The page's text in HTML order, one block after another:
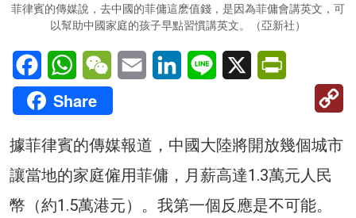
菲律賓的傳媒說，去中國的菲傭這麽值錢，是因為菲傭會講英文，可
以幫助中國家庭的孩子早點習慣講英文。（亞新社）
FacebookWhatsAppWeChatEmail LinkedInLine X
Share
據菲律賓的傳媒報道，中國大陸將開放幾個城市
讓當地的家庭僱用菲傭，月薪高達1.3萬元人民
幣（約1.5萬港元）。我第一個反應是不可能。